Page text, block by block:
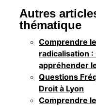
Autres
thématique
Comprendre
radicalisation
appréhender
Questions
Droit à Lyon
Comprendre